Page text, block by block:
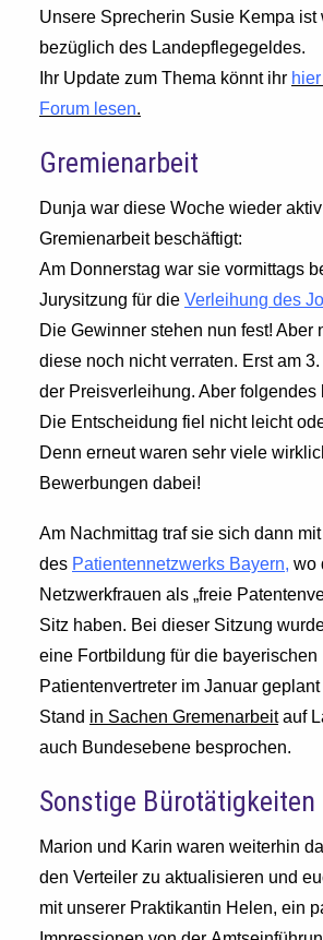
Unsere Sprecherin Susie Kempa ist
bezüglich des Landepflegegeldes.
Ihr Update zum Thema könnt ihr
Forum lesen.
Gremienarbeit
Dunja war diese Woche wieder
Gremienarbeit beschäftigt:
Am Donnerstag war sie vormittags
Jurysitzung für die Verleihung des
Die Gewinner stehen nun fest! Aber
diese noch nicht verraten. Erst am
der Preisverleihung. Aber folgendes
Die Entscheidung fiel nicht leicht
Denn erneut waren sehr viele
Bewerbungen dabei!
Am Nachmittag traf sie sich dann
des Patientennetzwerks Bayern, wo
Netzwerkfrauen als „freie
Sitz haben. Bei dieser Sitzung
eine Fortbildung für die bayerischen
Patientenvertreter im Januar
Stand in Sachen Gremenarbeitauf
auch Bundesebene besprochen.
Sonstige Bürotätigkeiten
Marion und Karin waren weiterhin
den Verteiler zu aktualisieren und
mit unserer Praktikantin Helen, ein